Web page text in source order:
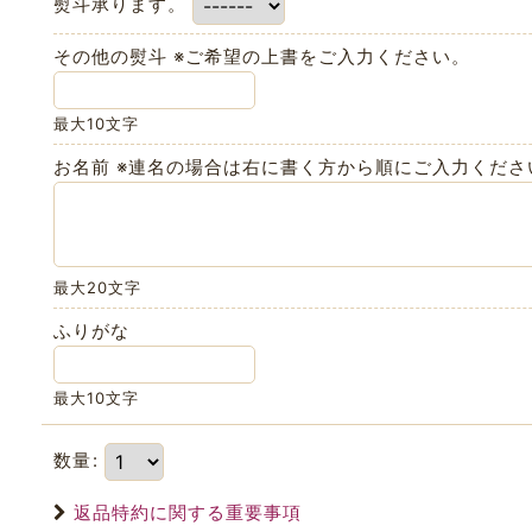
その他の熨斗 ※ご希望の上書をご入力ください。
最大10文字
お名前 ※連名の場合は右に書く方から順にご入力くださ
最大20文字
ふりがな
最大10文字
数量:
返品特約に関する重要事項